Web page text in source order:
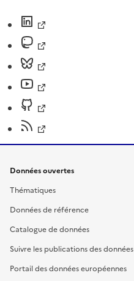
Données ouvertes
Thématiques
Données de référence
Catalogue de données
Suivre les publications des données
Portail des données européennes